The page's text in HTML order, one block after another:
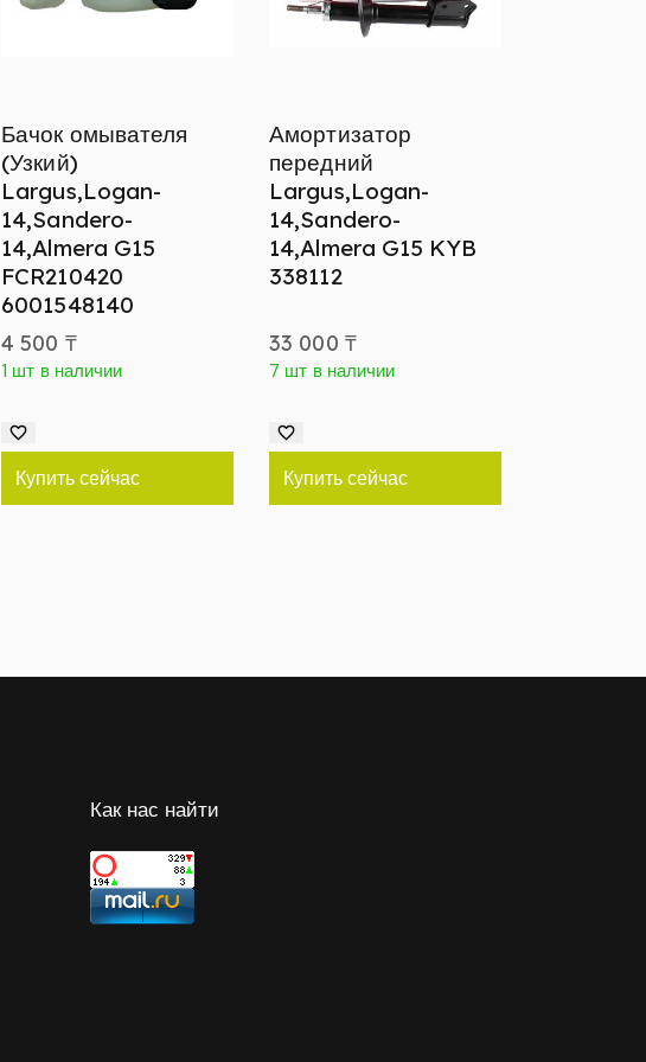
Бачок омывателя
(Узкий)
Largus,Logan-
14,Sandero-
14,Almera G15
FCR210420
6001548140
4 500 ₸
1 шт в наличии
Купить сейчас
Амортизатор
передний
Largus,Logan-
14,Sandero-
14,Almera G15 KYB
338112
33 000 ₸
7 шт в наличии
Купить сейчас
Как нас найти